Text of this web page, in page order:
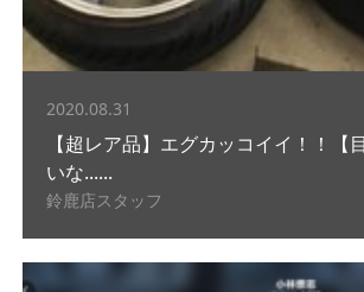
2020.08.31
【超レア品】エグカッコイイ！！【
いな......
鈴鹿店スタッフ